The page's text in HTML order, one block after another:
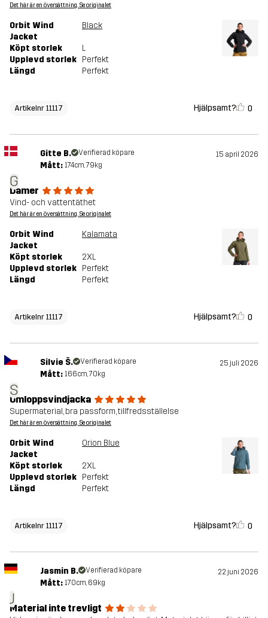
Det här är en översättning. Se originalet
Orbit Wind
Jacket
Black
Köpt storlek
L
Upplevd storlek Perfekt
Längd
Perfekt
Artikelnr 11117 Hjälpsamt? 0
G
Gitte B. Verifierad köpare 15 april 2026
Mått: 174cm, 79kg
Damer
Vind- och vattentäthet
Det här är en översättning. Se originalet
Orbit Wind
Jacket
Kalamata
Köpt storlek
2XL
Upplevd storlek Perfekt
Längd
Perfekt
Artikelnr 11117 Hjälpsamt? 0
S
Silvie Š. Verifierad köpare 25 juli 2026
Mått: 166cm, 70kg
Omloppsvindjacka
Supermaterial, bra passform, tillfredsställelse
Det här är en översättning. Se originalet
Orbit Wind
Jacket
Orion Blue
Köpt storlek
2XL
Upplevd storlek Perfekt
Längd
Perfekt
Artikelnr 11117 Hjälpsamt? 0
J
Jasmin B. Verifierad köpare 22 juni 2026
Mått: 170cm, 69kg
Material inte trevligt